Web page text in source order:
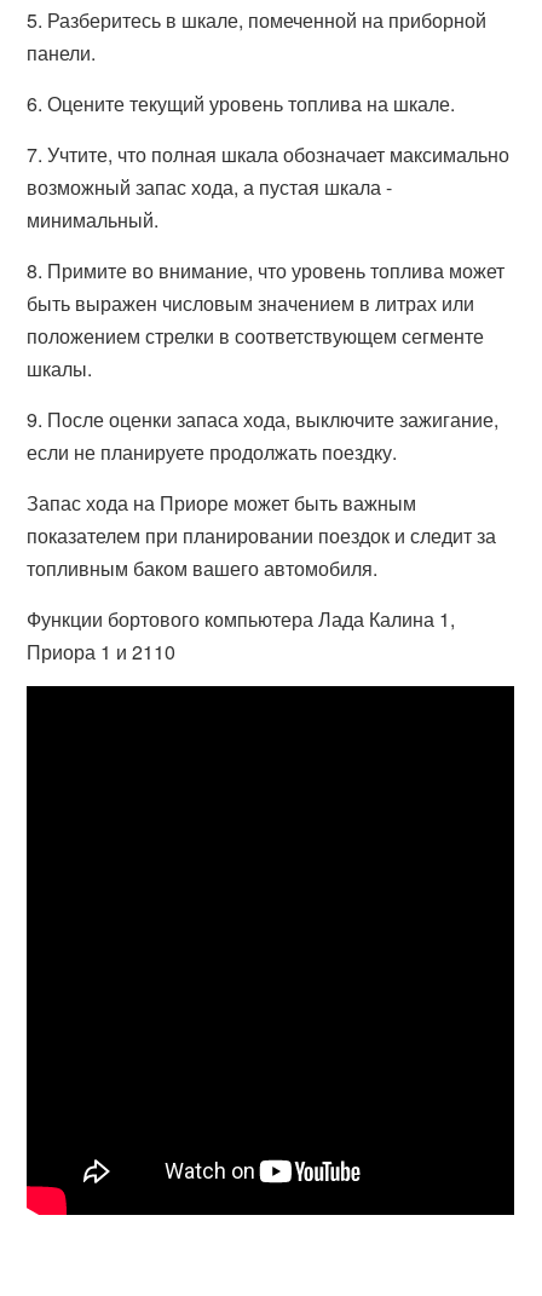
5. Разберитесь в шкале, помеченной на приборной
панели.
6. Оцените текущий уровень топлива на шкале.
7. Учтите, что полная шкала обозначает максимально
возможный запас хода, а пустая шкала -
минимальный.
8. Примите во внимание, что уровень топлива может
быть выражен числовым значением в литрах или
положением стрелки в соответствующем сегменте
шкалы.
9. После оценки запаса хода, выключите зажигание,
если не планируете продолжать поездку.
Запас хода на Приоре может быть важным
показателем при планировании поездок и следит за
топливным баком вашего автомобиля.
Функции бортового компьютера Лада Калина 1,
Приора 1 и 2110